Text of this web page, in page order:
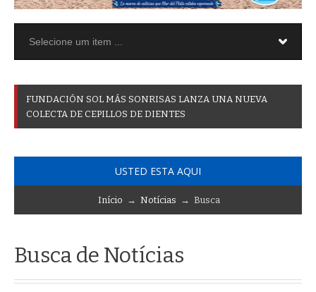
FUNDACIÓN SOL MÁS SONRISAS LANZA UNA NUEVA
COLECTA DE CEPILLOS DE DIENTES
USTED ESTA AQUI
Início → Notícias → Busca
Busca de Notícias